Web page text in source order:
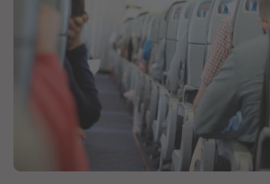
Destinazioni
Tutte le destinazioni